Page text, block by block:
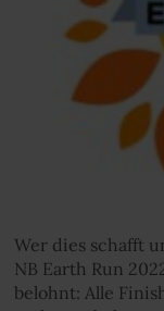
Wer dies schafft
NB Earth Run
belohnt: Alle